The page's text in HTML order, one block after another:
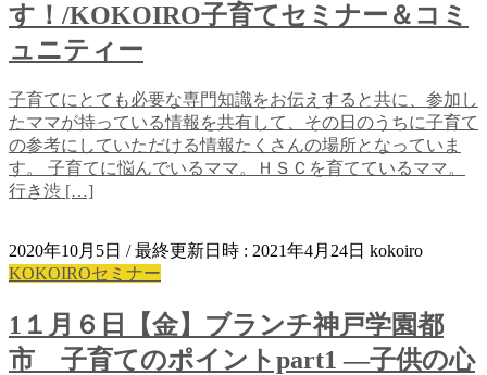
す！/KOKOIRO子育てセミナー＆コミ
ュニティー
子育てにとても必要な専門知識をお伝えすると共に、参加し
たママが持っている情報を共有して、その日のうちに子育て
の参考にしていただける情報たくさんの場所となっていま
す。 子育てに悩んでいるママ。ＨＳＣを育てているママ。
行き渋 […]
2020年10月5日 / 最終更新日時 : 2021年4月24日 kokoiro
KOKOIROセミナー
1１月６日【金】ブランチ神戸学園都
市 子育てのポイントpart1 ―子供の心